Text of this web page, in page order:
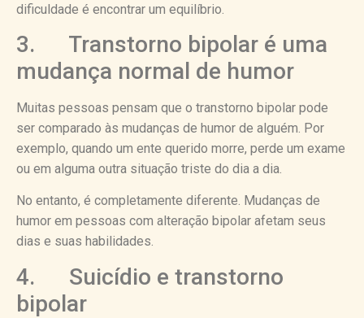
dificuldade é encontrar um equilíbrio.
3. Transtorno bipolar é uma
mudança normal de humor
Muitas pessoas pensam que o transtorno bipolar pode
ser comparado às mudanças de humor de alguém. Por
exemplo, quando um ente querido morre, perde um exame
ou em alguma outra situação triste do dia a dia.
No entanto, é completamente diferente. Mudanças de
humor em pessoas com alteração bipolar afetam seus
dias e suas habilidades.
4. Suicídio e transtorno
bipolar